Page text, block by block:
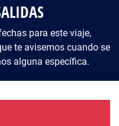
para este viaje,
te avisemos cuando se
alguna específica.